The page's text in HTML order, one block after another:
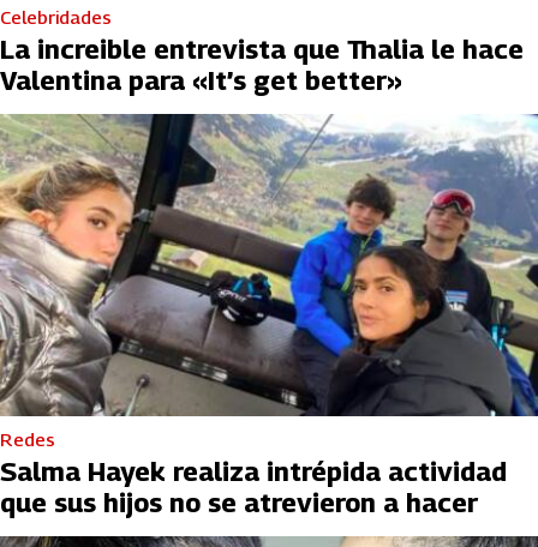
Celebridades
La increible entrevista que Thalia le hace
Valentina para «It’s get better»
Redes
Salma Hayek realiza intrépida actividad
que sus hijos no se atrevieron a hacer